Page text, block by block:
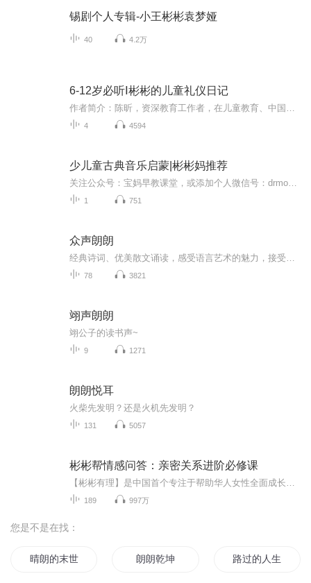
锡剧个人专辑-小王彬彬袁梦娅
40 4.2万
6-12岁必听Ⅰ彬彬的儿童礼仪日记
4 4594
少儿童古典音乐启蒙|彬彬妈推荐
1 751
众声朗朗
78 3821
翊声朗朗
翊公子的读书声~
9 1271
朗朗悦耳
火柴先发明？还是火机先发明？
131 5057
彬彬帮情感问答：亲密关系进阶必修课
189 997万
您是不是在找：
晴朗的末世 朗朗乾坤 路过的人生元朗